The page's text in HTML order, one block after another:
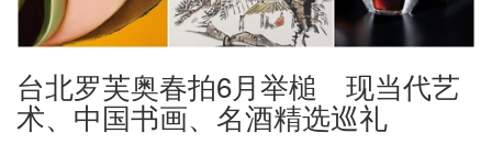
台北罗芙奥春拍6月举槌 现当代艺
术、中国书画、名酒精选巡礼